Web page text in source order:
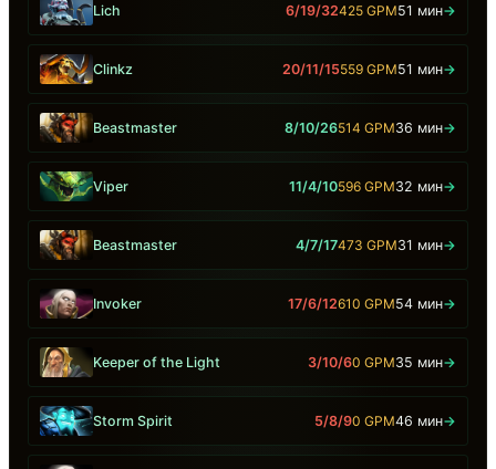
Lich 6/19/32425 GPM51 мин→
Clinkz 20/11/15559 GPM51 мин→
Beastmaster 8/10/26514 GPM36 мин→
Viper 11/4/10596 GPM32 мин→
Beastmaster 4/7/17473 GPM31 мин→
Invoker 17/6/12610 GPM54 мин→
Keeper of the Light 3/10/60 GPM35 мин→
Storm Spirit 5/8/90 GPM46 мин→